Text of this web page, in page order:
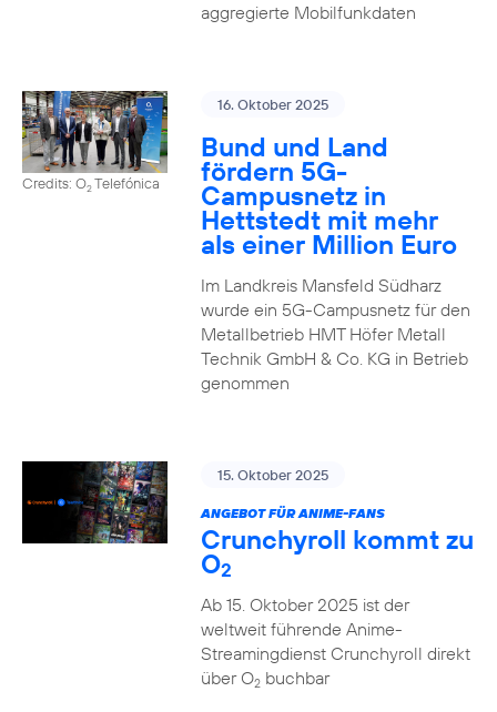
aggregierte Mobilfunkdaten
Credits: O2Telefónica
16. Oktober 2025
Bund und Land
fördern 5G-
Campusnetz in
Hettstedt mit mehr
als einer Million Euro
Im Landkreis Mansfeld Südharz
wurde ein 5G-Campusnetz für den
Metallbetrieb HMT Höfer Metall
Technik GmbH & Co. KG in Betrieb
genommen
15. Oktober 2025
ANGEBOT FÜR ANIME-FANS
Crunchyroll kommt zu
O2
Ab 15. Oktober 2025 ist der
weltweit führende Anime-
Streamingdienst Crunchyroll direkt
über O2buchbar